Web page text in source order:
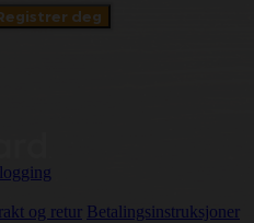
og retur Betalingsinstruksjoner